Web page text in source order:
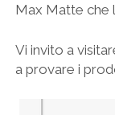
Max Matte che
Vi invito a
a provare i